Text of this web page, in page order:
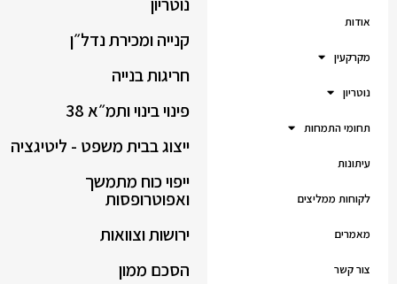
אודות
מקרקעין
נוטריון
תחומי התמחות
עיתונות
לקוחות ממליצים
מאמרים
צור קשר
קנייה ומכירת נדל״ן
חריגות בנייה
פינוי בינוי ותמ״א 38
ייצוג בבית משפט - ליטיגציה
ייפוי כוח מתמשך
ואפוטרופסות
ירושות וצוואות
הסכם ממון